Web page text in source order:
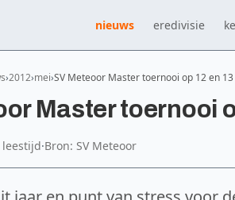
nieuws eredivisie
2012 mei SV Meteoor Master toernooi op 12 en
Master toernooi
·Bron: SV Meteoor